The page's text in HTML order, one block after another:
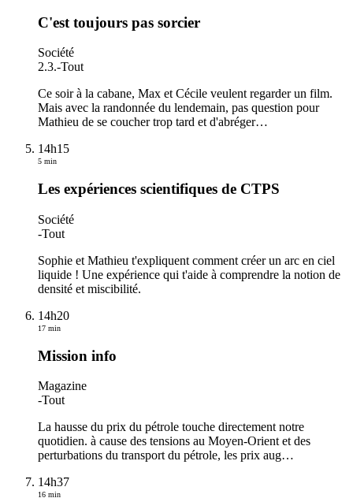
C'est toujours pas sorcier
Société
2.3.-Tout
Ce soir à la cabane, Max et Cécile veulent regarder un film.
Mais avec la randonnée du lendemain, pas question pour
Mathieu de se coucher trop tard et d'abréger…
14h15
5 min
Les expériences scientifiques de CTPS
Société
-Tout
Sophie et Mathieu t'expliquent comment créer un arc en ciel
liquide ! Une expérience qui t'aide à comprendre la notion de
densité et miscibilité.
14h20
17 min
Mission info
Magazine
-Tout
La hausse du prix du pétrole touche directement notre
quotidien. à cause des tensions au Moyen-Orient et des
perturbations du transport du pétrole, les prix aug…
14h37
16 min